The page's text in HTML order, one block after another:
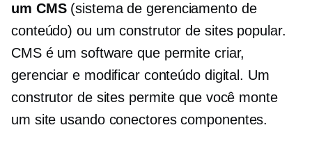
um CMS(sistema de gerenciamento de
conteúdo) ou um construtor de sites popular.
CMS é um software que permite criar,
gerenciar e modificar conteúdo digital. Um
construtor de sites permite que você monte
um site usando conectorescomponentes.